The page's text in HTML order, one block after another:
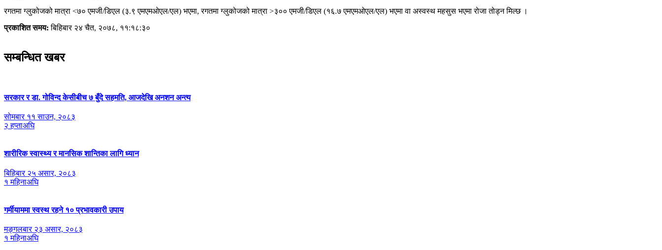
रगतमा ग्लुकोजको मात्रा <७० एमजी/डिएल (३.९ एमएमओएल/एल) भएमा, रगतमा ग्लुकोजको मात्रा >३०० एमजी/डिएल (१६.७ एमएमओएल/एल) भएमा वा अस्वस्थ महसुस भएमा रोजा तोड्न मिल्छ ।
प्रकाशित समय: बिहिबार २४ चैत, २०७८, ११:१८:३०
सम्बन्धित खबर
सरकार र डा. गोविन्द केसीबीच ७ बुँदे सहमति, आजदेखि अनशन अन्त्य
सोमबार ११ साउन, २०८३
२ हप्ताअघि
शारीरिक स्वास्थ्य र मानसिक शान्तिका लागि ध्यान
बिहिबार २५ असार, २०८३
१ महिनाअघि
गर्मीयाममा स्वस्थ रहने १० प्रभावकारी उपाय
मङ्गलबार २३ असार, २०८३
१ महिनाअघि